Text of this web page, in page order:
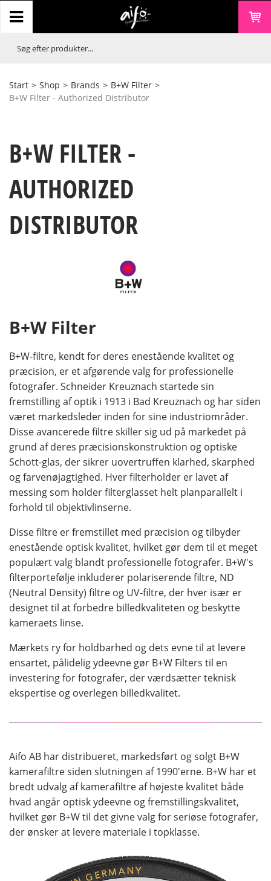
Start > Shop > Brands > B+W Filter >
B+W Filter - Authorized Distributor
B+W FILTER -
AUTHORIZED
DISTRIBUTOR
B+W Filter
B+W-filtre, kendt for deres enestående kvalitet og
præcision, er et afgørende valg for professionelle
fotografer. Schneider Kreuznach startede sin
fremstilling af optik i 1913 i Bad Kreuznach og har siden
været markedsleder inden for sine industriområder.
Disse avancerede filtre skiller sig ud på markedet på
grund af deres præcisionskonstruktion og optiske
Schott-glas, der sikrer uovertruffen klarhed, skarphed
og farvenøjagtighed. Hver filterholder er lavet af
messing som holder filterglasset helt planparallelt i
forhold til objektivlinserne.
Disse filtre er fremstillet med præcision og tilbyder
enestående optisk kvalitet, hvilket gør dem til et meget
populært valg blandt professionelle fotografer. B+W's
filterportefølje inkluderer polariserende filtre, ND
(Neutral Density) filtre og UV-filtre, der hver især er
designet til at forbedre billedkvaliteten og beskytte
kameraets linse.
Mærkets ry for holdbarhed og dets evne til at levere
ensartet, pålidelig ydeevne gør B+W Filters til en
investering for fotografer, der værdsætter teknisk
ekspertise og overlegen billedkvalitet.
Aifo AB har distribueret, markedsført og solgt B+W
kamerafiltre siden slutningen af ​​1990'erne. B+W har et
bredt udvalg af kamerafiltre af højeste kvalitet både
hvad angår optisk ydeevne og fremstillingskvalitet,
hvilket gør B+W til det givne valg for seriøse fotografer,
der ønsker at levere materiale i topklasse.